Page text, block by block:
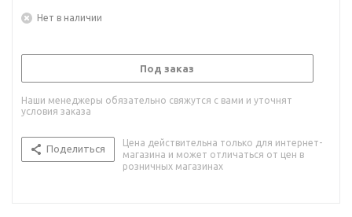
Нет в наличии
Под заказ
Наши менеджеры обязательно свяжутся с вами и уточнят
условия заказа
Поделиться
Цена действительна только для интернет-
магазина и может отличаться от цен в
розничных магазинах